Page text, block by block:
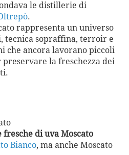
le distillerie di
.
rappresenta un universo
tecnica sopraffina, terroir e
che ancora lavorano piccoli
la freschezza dei
fresche di uva Moscato
Bianco, ma anche Moscato